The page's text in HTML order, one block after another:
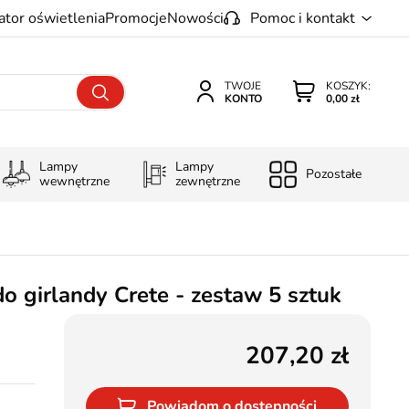
oświetleniaPromocjeNowości Pomoc i kontakt
KOSZYK:
0,00 zł
TWOJE
KONTO
Lampy
wewnętrzne
Lampy
zewnętrzne
Pozostałe
girlandy Crete - zestaw 5 sztuk
207,20